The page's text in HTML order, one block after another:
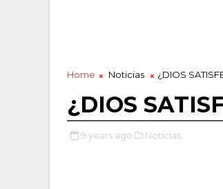
Home Noticias ¿DIOS
¿DIOS
9 years ago Noticias,